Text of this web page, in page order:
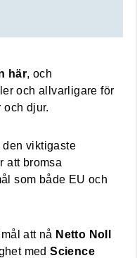
här, och
och allvarligare för
och djur.
den viktigaste
att bromsa
som både EU och
att nå Netto Noll
med Science